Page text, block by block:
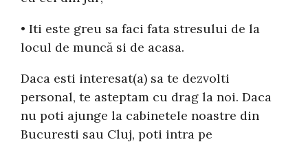
• Iti este greu sa faci fata stresului de la
locul de muncă si de acasa.
Daca esti interesat(a) sa te dezvolti
personal, te asteptam cu drag la noi. Daca
nu poti ajunge la cabinetele noastre din
Bucuresti sau Cluj, poti intra pe